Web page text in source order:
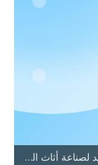
منظر من Eastmate Hotel Furniture: اتجاه جديد لصناعة أثاث الفنادق